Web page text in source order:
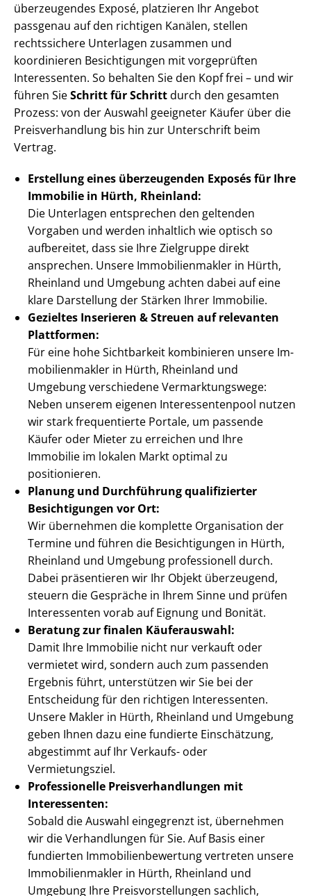
überzeugendes Exposé, platzieren Ihr Angebot
passgenau auf den richtigen Kanälen, stellen
rechtssichere Unterlagen zusammen und
koordinieren Besichtigungen mit vorgeprüften
Interessenten. So behalten Sie den Kopf frei – und wir
führen SieSchritt für Schrittdurch den gesamten
Prozess: von der Auswahl geeigneter Käufer über die
Preis­ver­hand­lung bis hin zur Unterschrift beim
Vertrag.
Erstellung eines überzeugenden Exposés für Ihre
Immobilie in Hürth, Rheinland:
Die Unterlagen entsprechen den geltenden
Vorgaben und werden inhaltlich wie optisch so
aufbereitet, dass sie Ihre Zielgruppe direkt
ansprechen. Unsere Im­mo­bi­li­en­mak­ler in Hürth,
Rheinland und Umgebung achten dabei auf eine
klare Darstellung der Stärken Ihrer Immobilie.
Gezieltes Inserieren & Streuen auf relevanten
Plattformen:
Für eine hohe Sichtbarkeit kombinieren unsere Im­
mo­bi­li­en­mak­ler in Hürth, Rheinland und
Umgebung verschiedene Ver­mark­tungs­we­ge:
Neben unserem eigenen In­ter­es­sen­ten­pool nutzen
wir stark frequentierte Portale, um passende
Käufer oder Mieter zu erreichen und Ihre
Immobilie im lokalen Markt optimal zu
positionieren.
Planung und Durchführung qualifizierter
Besichtigungen vor Ort:
Wir übernehmen die komplette Organisation der
Termine und führen die Besichtigungen in Hürth,
Rheinland und Umgebung professionell durch.
Dabei präsentieren wir Ihr Objekt überzeugend,
steuern die Gespräche in Ihrem Sinne und prüfen
Interessenten vorab auf Eignung und Bonität.
Beratung zur finalen Käuferauswahl:
Damit Ihre Immobilie nicht nur verkauft oder
vermietet wird, sondern auch zum passenden
Ergebnis führt, unterstützen wir Sie bei der
Entscheidung für den richtigen Interessenten.
Unsere Makler in Hürth, Rheinland und Umgebung
geben Ihnen dazu eine fundierte Einschätzung,
abgestimmt auf Ihr Verkaufs- oder
Vermietungsziel.
Professionelle Preis­ver­hand­lun­gen mit
Interessenten:
Sobald die Auswahl eingegrenzt ist, übernehmen
wir die Verhandlungen für Sie. Auf Basis einer
fundierten Im­mo­bi­li­en­be­wer­tung vertreten unsere
Im­mo­bi­li­en­mak­ler in Hürth, Rheinland und
Umgebung Ihre Preis­vor­stel­lun­gen sachlich,